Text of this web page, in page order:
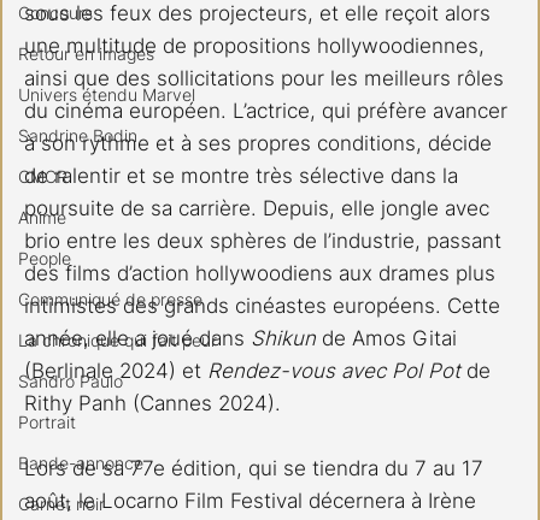
Concours
Retour en images
Univers étendu Marvel
Sandrine Bodin
CMCR
Anime
People
Communiqué de presse
La chronique qui fait peur
Sandro Paulo
Portrait
Bande-annonce
Carnet noir
sous les feux des projecteurs, et elle reçoit alors
une multitude de propositions hollywoodiennes,
ainsi que des sollicitations pour les meilleurs rôles
du cinéma européen. L’actrice, qui préfère avancer
à son rythme et à ses propres conditions, décide
de ralentir et se montre très sélective dans la
poursuite de sa carrière. Depuis, elle jongle avec
brio entre les deux sphères de l’industrie, passant
des films d’action hollywoodiens aux drames plus
intimistes des grands cinéastes européens. Cette
année, elle a joué dans Shikun de Amos Gitai
(Berlinale 2024) et Rendez-vous avec Pol Pot de
Rithy Panh (Cannes 2024).
Lors de sa 77e édition, qui se tiendra du 7 au 17
août, le Locarno Film Festival décernera à Irène